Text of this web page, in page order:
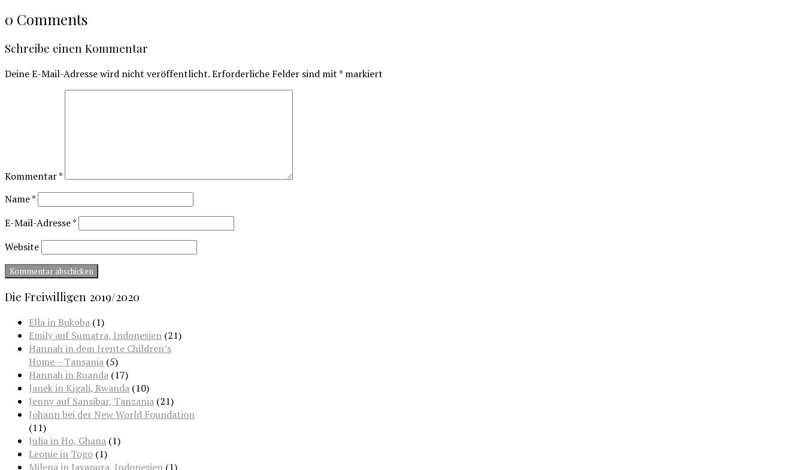
0 Comments
Schreibe einen Kommentar
Deine E-Mail-Adresse wird nicht veröffentlicht.Erforderliche Felder sind mit* markiert
Kommentar*
Name*
E-Mail-Adresse*
Website
Die Freiwilligen 2019/2020
Ella in Bukoba (1)
Emily auf Sumatra, Indonesien (21)
Hannah in dem Irente Children’s
Home – Tansania (5)
Hannah in Ruanda (17)
Janek in Kigali, Rwanda (10)
Jenny auf Sansibar, Tanzania (21)
Johann bei der New World Foundation
(11)
Julia in Ho, Ghana (1)
Leonie in Togo (1)
Milena in Jayapura, Indonesien (1)